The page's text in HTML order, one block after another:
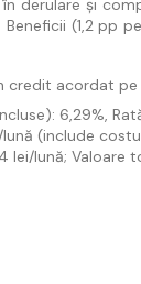
derulare și
(1,2 pp
acordat
6,29%,
(include
lei/lună; Valoare